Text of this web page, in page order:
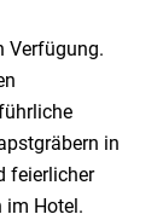
Verfügung.
in
feierlicher
im Hotel.